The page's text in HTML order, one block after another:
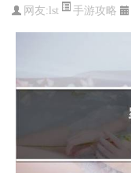
网友: lst 手游攻略